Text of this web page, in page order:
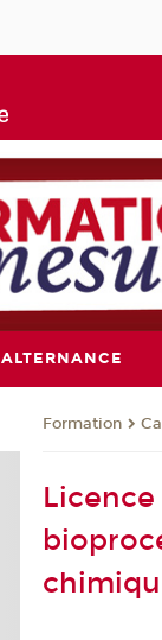
ALTERNANCE
Formation